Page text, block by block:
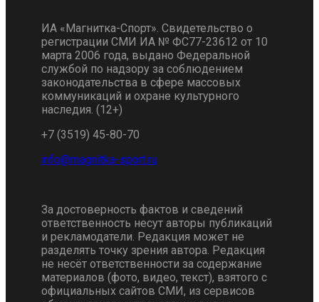
ИА «Магнитка-Спорт». Свидетельство о
регистрации СМИ ИА № ФС77-23612 от 10
марта 2006 года, выдано Федеральной
службой по надзору за соблюдением
законодательства в сфере массовых
коммуникаций и охране культурного
наследия. (12+)
+7 (3519) 45-80-70
За достоверность фактов и сведений
ответственность несут авторы публикаций
и рекламодатели. Редакция может не
разделять точку зрения автора. Редакция
не несёт ответственности за содержание
материалов (фото, видео, текст), взятого с
официальных сайтов СМИ, из сервисов